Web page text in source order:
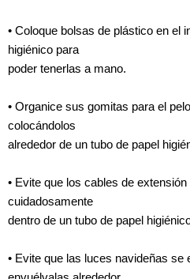
• Coloque bolsas de plástico en el
higiénico para
poder tenerlas a mano.
• Organice sus gomitas para el
colocándolos
alrededor de un tubo de papel
• Evite que los cables de
cuidadosamente
dentro de un tubo de papel
• Evite que las luces navideñas se